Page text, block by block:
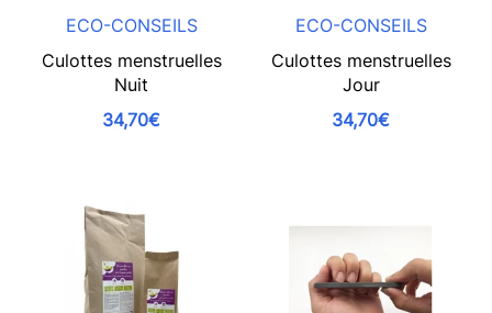
ECO-CONSEILS
Culottes menstruelles
Nuit
34,70€
ECO-CONSEILS
Culottes menstruelles
Jour
34,70€